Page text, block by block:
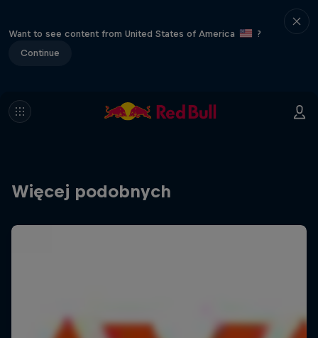
Want to see content from United States of America
?
Continue
Więcej podobnych